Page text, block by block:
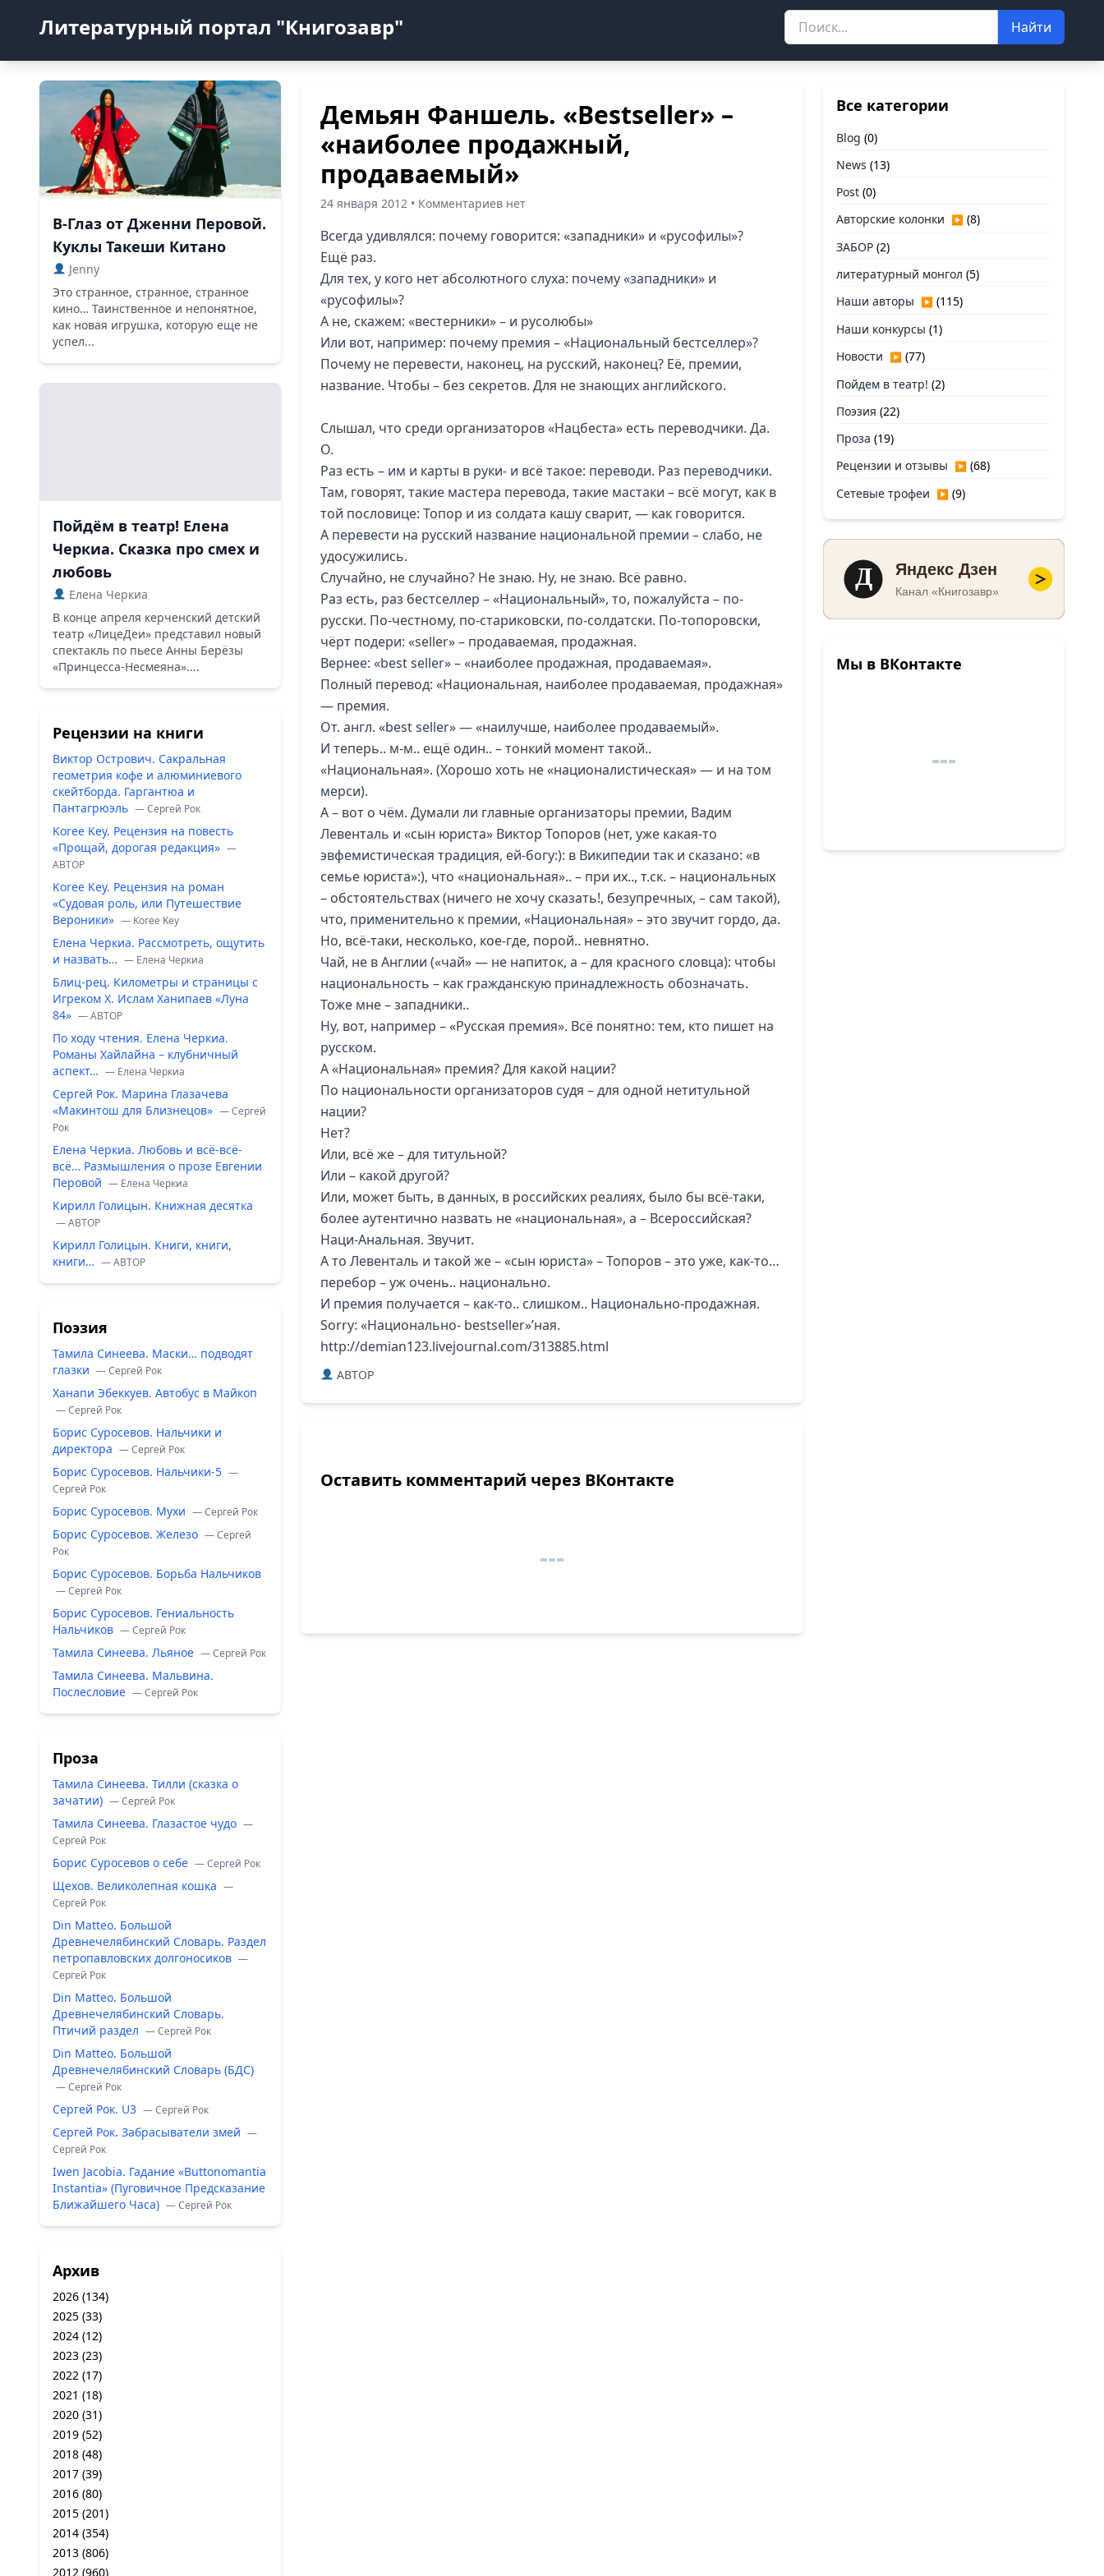
Литературный портал "Книгозавр" Найти
В-Глаз от Дженни Перовой.
Куклы Такеши Китано
Jenny
Это странное, странное, странное
кино… Таинственное и непонятное,
как новая игрушка, которую еще не
успел...
Пойдём в театр! Елена
Черкиа. Сказка про смех и
любовь
Елена Черкиа
В конце апреля керченский детский
театр «ЛицеДеи» представил новый
спектакль по пьесе Анны Берёзы
«Принцесса-Несмеяна»....
Рецензии на книги
Виктор Острович. Сакральная
геометрия кофе и алюминиевого
скейтборда. Гаргантюа и
Пантагрюэль — Сергей Рок
Koree Key. Рецензия на повесть
«Прощай, дорогая редакция» —
ABTOP
Koree Key. Рецензия на роман
«Судовая роль, или Путешествие
Вероники» — Koree Key
Елена Черкиа. Рассмотреть, ощутить
и назвать… — Елена Черкиа
Блиц-рец. Километры и страницы с
Игреком Х. Ислам Ханипаев «Луна
84» — ABTOP
По ходу чтения. Елена Черкиа.
Романы Хайлайна – клубничный
аспект… — Елена Черкиа
Сергей Рок. Марина Глазачева
«Макинтош для Близнецов» — Сергей
Рок
Елена Черкиа. Любовь и всё-всё-
всё… Размышления о прозе Евгении
Перовой — Елена Черкиа
Кирилл Голицын. Книжная десятка
— ABTOP
Кирилл Голицын. Книги, книги,
книги… — ABTOP
Поэзия
Тамила Синеева. Маски… подводят
глазки — Сергей Рок
Ханапи Эбеккуев. Автобус в Майкоп
— Сергей Рок
Борис Суросевов. Нальчики и
директора — Сергей Рок
Борис Суросевов. Нальчики-5 —
Сергей Рок
Борис Суросевов. Мухи — Сергей Рок
Борис Суросевов. Железо — Сергей
Рок
Борис Суросевов. Борьба Нальчиков
— Сергей Рок
Борис Суросевов. Гениальность
Нальчиков — Сергей Рок
Тамила Синеева. Льяное — Сергей Рок
Тамила Синеева. Мальвина.
Послесловие — Сергей Рок
Проза
Тамила Синеева. Тилли (сказка о
зачатии) — Сергей Рок
Тамила Синеева. Глазастое чудо —
Сергей Рок
Борис Суросевов о себе — Сергей Рок
Щехов. Великолепная кошка —
Сергей Рок
Din Matteo. Большой
Древнечелябинский Словарь. Раздел
петропавловских долгоносиков —
Сергей Рок
Din Matteo. Большой
Древнечелябинский Словарь.
Птичий раздел — Сергей Рок
Din Matteo. Большой
Древнечелябинский Словарь (БДС)
— Сергей Рок
Сергей Рок. U3 — Сергей Рок
Сергей Рок. Забрасыватели змей —
Сергей Рок
Iwen Jacobia. Гадание «Buttonomantia
Instantia» (Пуговичное Предсказание
Ближайшего Часа) — Сергей Рок
Архив
2026 (134)
2025 (33)
2024 (12)
2023 (23)
2022 (17)
2021 (18)
2020 (31)
2019 (52)
2018 (48)
2017 (39)
2016 (80)
2015 (201)
2014 (354)
2013 (806)
2012 (960)
Демьян Фаншель. «Bestseller» –
«наиболее продажный,
продаваемый»
24 января 2012 • Комментариев нет
Всегда удивлялся: почему говорится: «западники» и «русофилы»?
Ещё раз.
Для тех, у кого нет абсолютного слуха: почему «западники» и
«русофилы»?
А не, скажем: «вестерники» – и русолюбы»
Или вот, например: почему премия – «Национальный бестселлер»?
Почему не перевести, наконец, на русский, наконец? Её, премии,
название. Чтобы – без секретов. Для не знающих английского.
Слышал, что среди организаторов «Нацбеста» есть переводчики. Да.
О.
Раз есть – им и карты в руки- и всё такое: переводи. Раз переводчики.
Там, говорят, такие мастера перевода, такие мастаки – всё могут, как в
той пословице: Топор и из солдата кашу сварит, — как говорится.
А перевести на русский название национальной премии – слабо, не
удосужились.
Случайно, не случайно? Не знаю. Ну, не знаю. Всё равно.
Раз есть, раз бестселлер – «Национальный», то, пожалуйста – по-
русски. По-честному, по-стариковски, по-солдатски. По-топоровски,
чёрт подери: «seller» – продаваемая, продажная.
Вернее: «best seller» – «наиболее продажная, продаваемая».
Полный перевод: «Национальная, наиболее продаваемая, продажная»
— премия.
От. англ. «best seller» — «наилучше, наиболее продаваемый».
И теперь.. м-м.. ещё один.. – тонкий момент такой..
«Национальная». (Хорошо хоть не «националистическая» — и на том
мерси).
А – вот о чём. Думали ли главные организаторы премии, Вадим
Левенталь и «сын юриста» Виктор Топоров (нет, уже какая-то
эвфемистическая традиция, ей-богу:): в Википедии так и сказано: «в
семье юриста»:), что «национальная».. – при их.., т.ск. – национальных
– обстоятельствах (ничего не хочу сказать!, безупречных, – сам такой),
что, применительно к премии, «Национальная» – это звучит гордо, да.
Но, всё-таки, несколько, кое-где, порой.. невнятно.
Чай, не в Англии («чай» — не напиток, а – для красного словца): чтобы
национальность – как гражданскую принадлежность обозначать.
Тоже мне – западники..
Ну, вот, например – «Русская премия». Всё понятно: тем, кто пишет на
русском.
А «Национальная» премия? Для какой нации?
По национальности организаторов судя – для одной нетитульной
нации?
Нет?
Или, всё же – для титульной?
Или – какой другой?
Или, может быть, в данных, в российских реалиях, было бы всё-таки,
более аутентично назвать не «национальная», а – Всероссийская?
Наци-Анальная. Звучит.
А то Левенталь и такой же – «сын юриста» – Топоров – это уже, как-то…
перебор – уж очень.. национально.
И премия получается – как-то.. слишком.. Национально-продажная.
Sorry: «Национально- bestseller»’ная.
http://demian123.livejournal.com/313885.html
ABTOP
Оставить комментарий через ВКонтакте
Все категории
Blog (0)
News (13)
Post (0)
Авторские колонки ▶ (8)
ЗАБОР (2)
литературный монгол (5)
Наши авторы ▶ (115)
Наши конкурсы (1)
Новости ▶ (77)
Пойдем в театр! (2)
Поэзия (22)
Проза (19)
Рецензии и отзывы ▶ (68)
Сетевые трофеи ▶ (9)
Д Яндекс Дзен
Канал «Книгозавр»
Мы в ВКонтакте